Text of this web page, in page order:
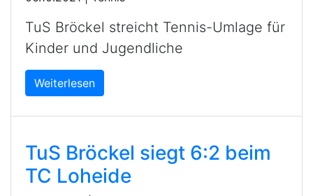
TuS Bröckel streicht Tennis-Umlage für
Kinder und Jugendliche
Weiterlesen
TuS Bröckel siegt 6:2 beim
TC Loheide